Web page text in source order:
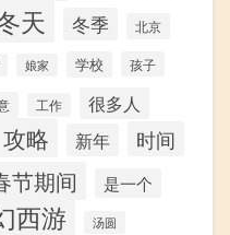
天 冬季 北京
娘家 学校 孩子
工作 很多人
攻略 新年 时间
节期间 是一个
西游 汤圆